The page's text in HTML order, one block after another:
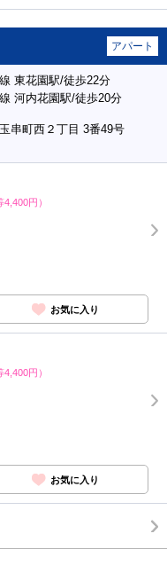
アパート
東花園駅/徒歩22分
河内花園駅/徒歩20分
串町西２丁目 3番49号
4,400円）
お気に入り
4,400円）
お気に入り